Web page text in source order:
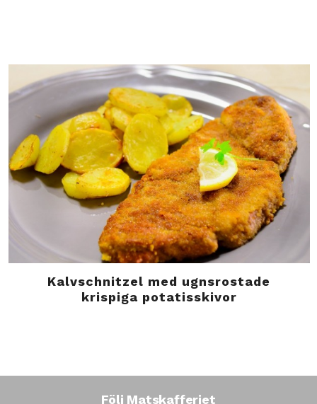
Kalvschnitzel med ugnsrostade
krispiga potatisskivor
Följ Matskafferiet